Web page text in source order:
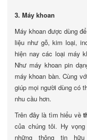
3. Máy khoan
Máy khoan được dùng
liệu như gỗ, kim loại,
hiện nay các loại máy
Như máy khoan pin
máy khoan bàn. Cùng
giúp mọi người dùng có
nhu cầu hơn.
Trên đây là tìm hiểu về
của chúng tôi. Hy
những thông tin